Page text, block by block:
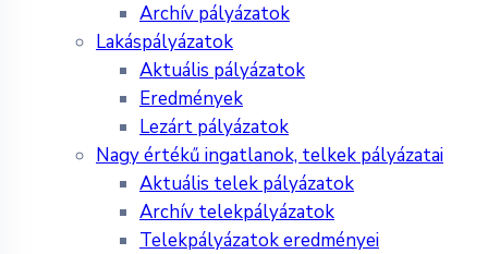
Archív pályázatok
Lakáspályázatok
Aktuális pályázatok
Eredmények
Lezárt pályázatok
Nagy értékű ingatlanok, telkek pályázatai
Aktuális telek pályázatok
Archív telekpályázatok
Telekpályázatok eredményei